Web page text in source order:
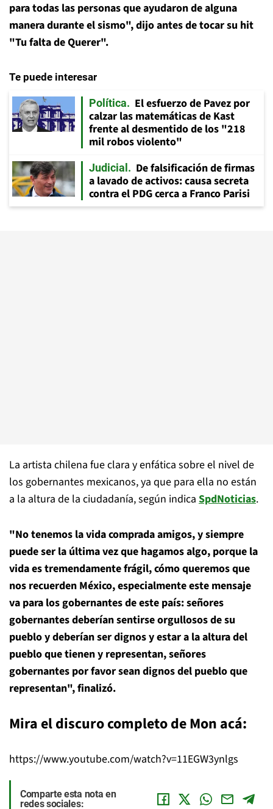
para todas las personas que ayudaron de alguna
manera durante el sismo", dijo antes de tocar su hit
"Tu falta de Querer".
Te puede interesar
Política
El esfuerzo de Pavez por
calzar las matemáticas de Kast
frente al desmentido de los "218
mil robos violento"
Judicial
De falsificación de firmas
a lavado de activos: causa secreta
contra el PDG cerca a Franco Parisi
La artista chilena fue clara y enfática sobre el nivel de
los gobernantes mexicanos, ya que para ella no están
a la altura de la ciudadanía, según indica SpdNoticias.
"No tenemos la vida comprada amigos, y siempre
puede ser la última vez que hagamos algo, porque la
vida es tremendamente frágil, cómo queremos que
nos recuerden México, especialmente este mensaje
va para los gobernantes de este país: señores
gobernantes deberían sentirse orgullosos de su
pueblo y deberían ser dignos y estar a la altura del
pueblo que tienen y representan, señores
gobernantes por favor sean dignos del pueblo que
representan", finalizó.
Mira el discuro completo de Mon acá:
https://www.youtube.com/watch?v=11EGW3ynlgs
Comparte esta nota en
redes sociales: